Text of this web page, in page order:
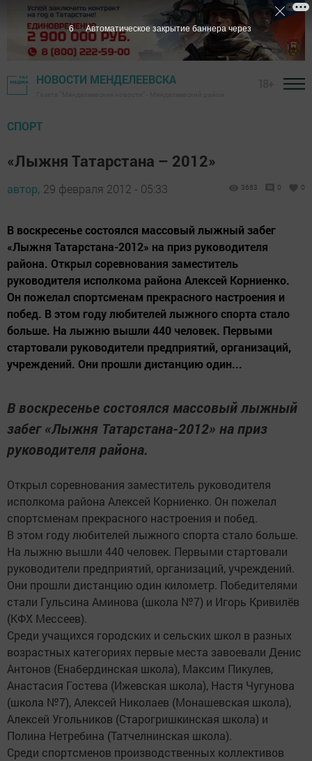
НОВОСТИ МЕНДЕЛЕЕВСКА
СПОРТ
«Лыжня Татарстана – 2012»
автор, 29 февраля 2012 - 05:33 3663 0 0
В воскресенье состоялся массовый лыжный забег
«Лыжня Татарстана-2012» на приз руководителя
района. Открыл соревнования заместитель
руководителя исполкома района Алексей Корниенко.
Он пожелал спортсменам прекрасного настроения и
побед. В этом году любителей лыжного спорта стало
больше. На лыжню вышли 440 человек. Первыми
стартовали руководители предприятий, организаций,
учреждений. Они прошли дистанцию один...
В воскресенье состоялся массовый лыжный
забег «Лыжня Татарстана-2012» на приз
руководителя района.
Открыл соревнования заместитель руководителя
исполкома района Алексей Корниенко. Он пожелал
спортсменам прекрасного настроения и побед.
В этом году любителей лыжного спорта стало больше.
На лыжню вышли 440 человек. Первыми стартовали
руководители предприятий, организаций, учреждений.
Они прошли дистанцию один километр. Победителями
стали Гульсина Аминова (школа №7) и Игорь Кривилёв
(КФХ Мессеев).
Среди учащихся городских и сельских школ в разных
возрастных категориях первые места завоевали Денис
Антонов (Енабердинская школа), Максим Пикулев,
Анастасия Гостева (Ижевская школа), Настя Чугунова
(школа №7), Алексей Николаев (Монашевская школа),
Алексей Угольников (Старогришкинская школа) и
Полина Нетребина (Татчелнинская школа).
Среди спортсменов производственных коллективов
5 Автоматическое закрытие баннера через